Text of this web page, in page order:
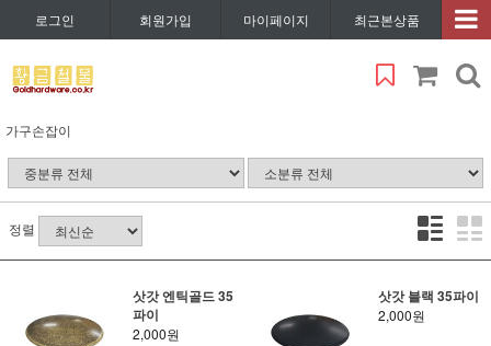
로그인 회원가입 마이페이지 최근본상품
가구손잡이
정렬
삿갓 엔틱골드 35
파이
2,000원
삿갓 블랙 35파이
2,000원